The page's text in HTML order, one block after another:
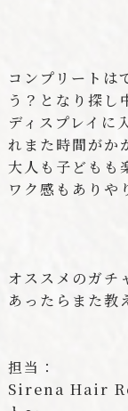
コンプリートは
う？となり探し
ディスプレイに
れまた時間がか
大人も子どもも
ワク感もありや
オススメのガチ
あったらまた教
担当：
Sirena Hair